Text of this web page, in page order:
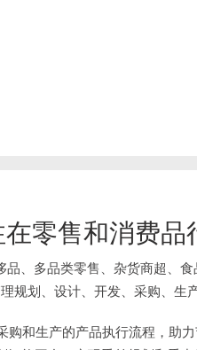
零售和消费
、多品类零售、杂货商超、
规划、设计、开发、采购、生
和生产的产品执行流程，助力